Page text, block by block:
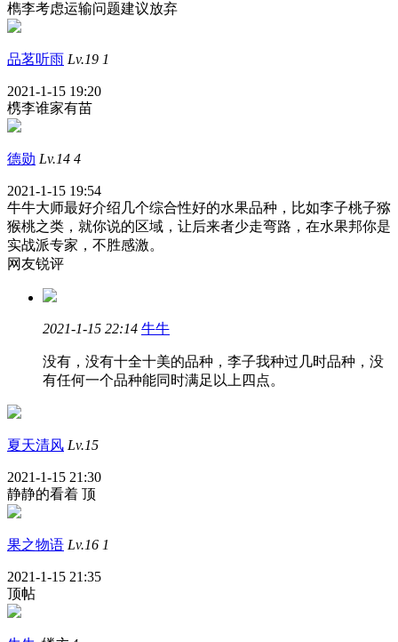
檇李考虑运输问题建议放弃
品茗听雨 Lv.19 1
2021-1-15 19:20
槜李谁家有苗
德勋 Lv.14 4
2021-1-15 19:54
牛牛大师最好介绍几个综合性好的水果品种，比如李子桃子猕
猴桃之类，就你说的区域，让后来者少走弯路，在水果邦你是
实战派专家，不胜感激。
网友锐评
2021-1-15 22:14 牛牛
没有，没有十全十美的品种，李子我种过几时品种，没
有任何一个品种能同时满足以上四点。
夏天清风 Lv.15
2021-1-15 21:30
静静的看着 顶
果之物语 Lv.16 1
2021-1-15 21:35
顶帖